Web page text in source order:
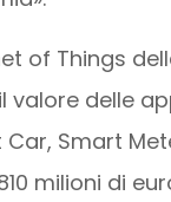
of Things
valore delle
Smart
milioni di